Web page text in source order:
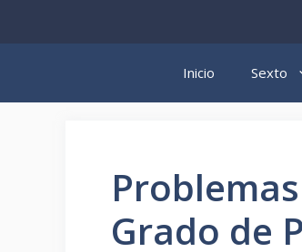
Inicio Sexto
Grado de